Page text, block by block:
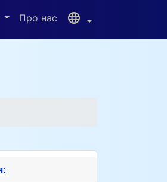
Про нас language